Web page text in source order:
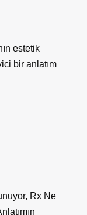
estetik
bir anlatım
Rx Ne